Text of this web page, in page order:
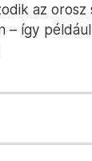
az
– így